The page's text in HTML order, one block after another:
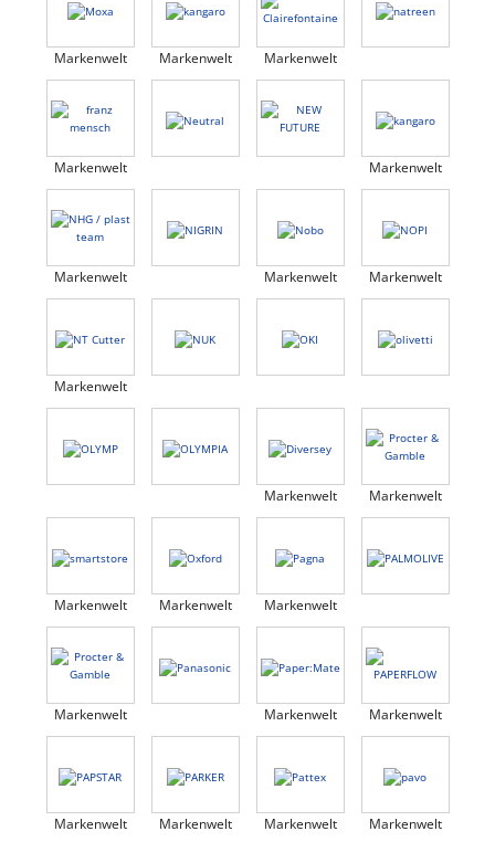
Markenwelt Markenwelt Markenwelt
Markenwelt Markenwelt
Markenwelt Markenwelt Markenwelt
Markenwelt
Markenwelt Markenwelt
Markenwelt Markenwelt Markenwelt
Markenwelt Markenwelt Markenwelt
Markenwelt Markenwelt Markenwelt Markenwelt